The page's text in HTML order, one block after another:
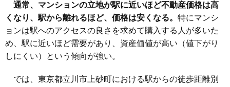
シティコーポパルナス立川
住所 東京都立川市幸町1丁目
交通 泉体育館駅（4分）
(38.2万円/㎡~41.8万円/㎡)
通常、マンションの立地が駅に近いほど不動産価格は高
くなり、駅から離れるほど、価格は安くなる。 特にマンシ
ョンは駅へのアクセスの良さを求めて購入する人が多いた
め、駅に近いほど需要があり、資産価値が高い（値下がり
しにくい）という傾向が強い。
では、東京都立川市上砂町における駅からの徒歩距離別